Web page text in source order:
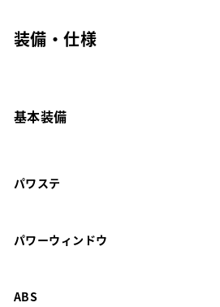
装備・仕様
基本装備
パワステ
パワーウィンドウ
ABS